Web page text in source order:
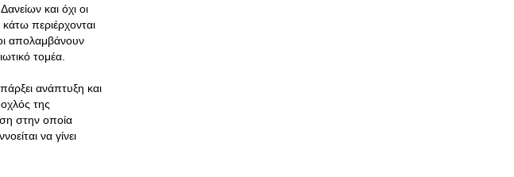
και όχι οι
περιέρχονται
απολαμβάνουν
τομέα.
ανάπτυξη και
της
στην οποία
να γίνει